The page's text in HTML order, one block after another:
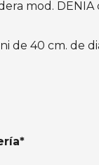
mod.
de 40 cm. de